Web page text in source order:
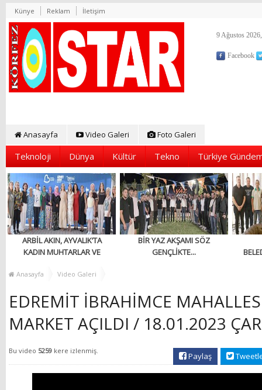
Künye Reklam İletişim
9 Ağustos
Facebook
Anasayfa Video Galeri Foto Galeri
Teknoloji Dünya Kültür Tekno Türkiye
ARBİL AKIN, AYVALIK’TA
KADIN MUHTARLAR VE
BULUŞTU
BİR YAZ AKŞAMI SÖZ
GENÇLİKTE...
Anasayfa Video Galeri
EDREMİT İBRAHİMCE
MARKET AÇILDI / 18.01.2023
Bu video 5259 kere izlenmiş.
Paylaş